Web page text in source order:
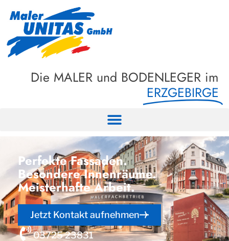
Die MALER und BODENLEGER im
ERZGEBIRGE
Perfekte Fassaden.
Besondere Innenräume.
Meisterhafte Arbeit.
Jetzt Kontakt aufnehmen
03725 23831